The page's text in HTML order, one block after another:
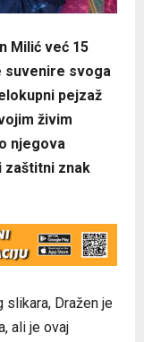
Milić već 15
suvenire svoga
pejzaž
živim
njegova
zaštitni znak
Dražen je
ali je ovaj